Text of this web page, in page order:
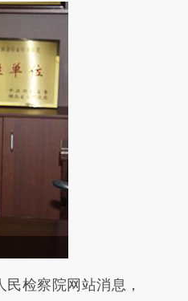
段话：本文由第三方
民检察院网站消息，